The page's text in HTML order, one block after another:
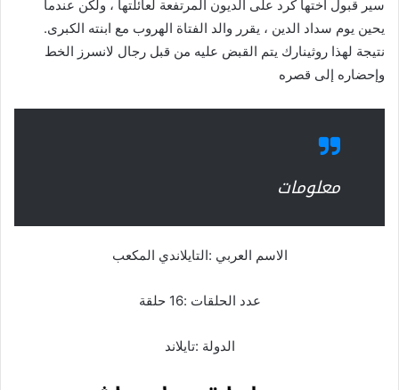
سير قبول أختها كرد على الديون المرتفعة لعائلتها ، ولكن عندما
يحين يوم سداد الدين ، يقرر والد الفتاة الهروب مع ابنته الكبرى.
نتيجة لهذا روثينارك يتم القبض عليه من قبل رجال لانسرز الخط
وإحضاره إلى قصره
معلومات
الاسم العربي :التايلاندي المكعب
عدد الحلقات :16 حلقة
الدولة :تايلاند